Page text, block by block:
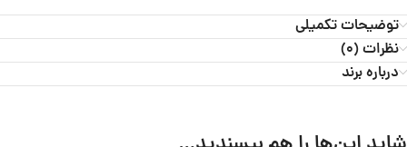
توضیحات تکمیلی
نظرات (0)
درباره برند